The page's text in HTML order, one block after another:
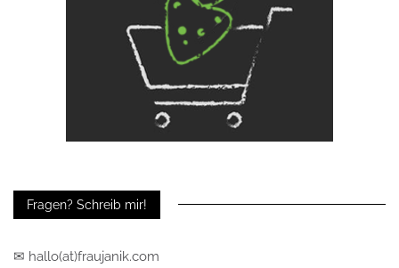
Fragen? Schreib mir!
✉ hallo(at)fraujanik.com